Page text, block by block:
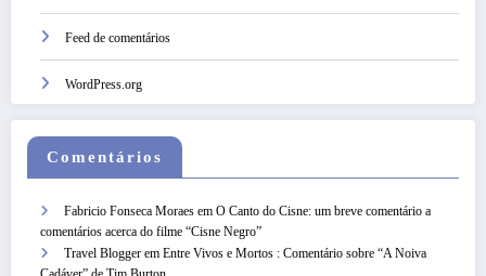
Feed de comentários
WordPress.org
Comentários
Fabricio Fonseca Moraes em O Canto do Cisne: um breve comentário a
comentários acerca do filme “Cisne Negro”
Travel Blogger em Entre Vivos e Mortos : Comentário sobre “A Noiva